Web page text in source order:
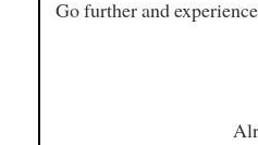
Go further and